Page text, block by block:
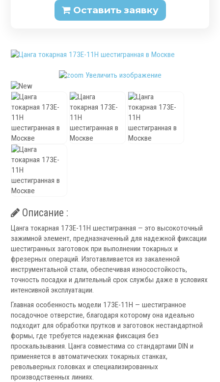
Ручные токарные патроны
Гидроцилиндры
Кулачки токарные
Цанги токарные
Аксессуары для токарных патронов
Инструментальная оснастка
Револьверные головки
Запчасти для револьверных головок
Приводные блоки
Статические блоки
Системы УЦИ
Оставить заявку
Увеличить изображение
Описание :
Цанга токарная 173E-11H шестигранная — это высокоточный
зажимной элемент, предназначенный для надежной фиксации
шестигранных заготовок при выполнении токарных и
фрезерных операций. Изготавливается из закаленной
инструментальной стали, обеспечивая износостойкость,
точность посадки и длительный срок службы даже в условиях
интенсивной эксплуатации.
Главная особенность модели 173E-11H — шестигранное
посадочное отверстие, благодаря которому она идеально
подходит для обработки прутков и заготовок нестандартной
формы, где требуется надежная фиксация без
проскальзывания. Цанга совместима со стандартами DIN и
применяется в автоматических токарных станках,
револьверных головках и специализированных
производственных линиях.